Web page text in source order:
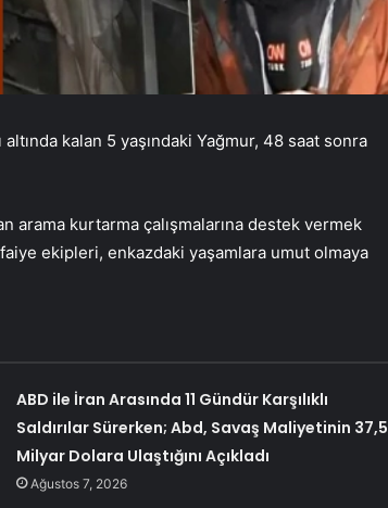
altında kalan 5 yaşındaki Yağmur, 48 saat sonra
arama kurtarma çalışmalarına destek vermek
ekipleri, enkazdaki yaşamlara umut olmaya
ABD ile İran Arasında 11 Gündür Karşılıklı
Saldırılar Sürerken; Abd, Savaş Maliyetinin 37,5
Milyar Dolara Ulaştığını Açıkladı
Ağustos 7, 2026